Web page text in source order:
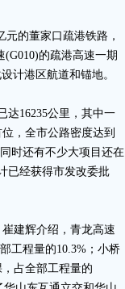
的董家口疏港铁路，
的疏港高速一期
计港区航道和锚地。
16235公里，其中一
，全市公路密度达到
时还有不少大项目还在
已经获得市发改委批
建辉介绍，青龙高速
工程量的10.3%；小桥
占全部工程量的